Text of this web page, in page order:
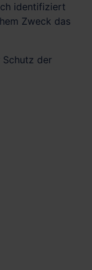
identifiziert
Zweck das
Schutz der